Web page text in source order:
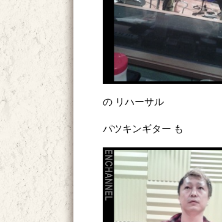
の リハーサル
パツキンギター も